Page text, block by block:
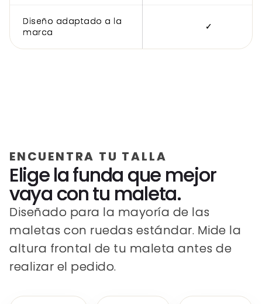
Diseño adaptado a la
marca
✓
ENCUENTRA TU TALLA
Elige la funda que mejor
vaya con tu maleta.
Diseñado para la mayoría de las
maletas con ruedas estándar. Mide la
altura frontal de tu maleta antes de
realizar el pedido.